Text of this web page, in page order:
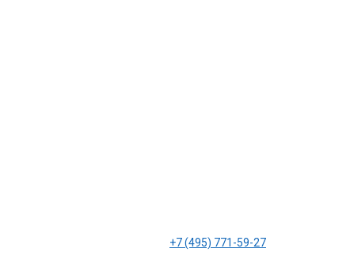
+7 (495) 771-59-27